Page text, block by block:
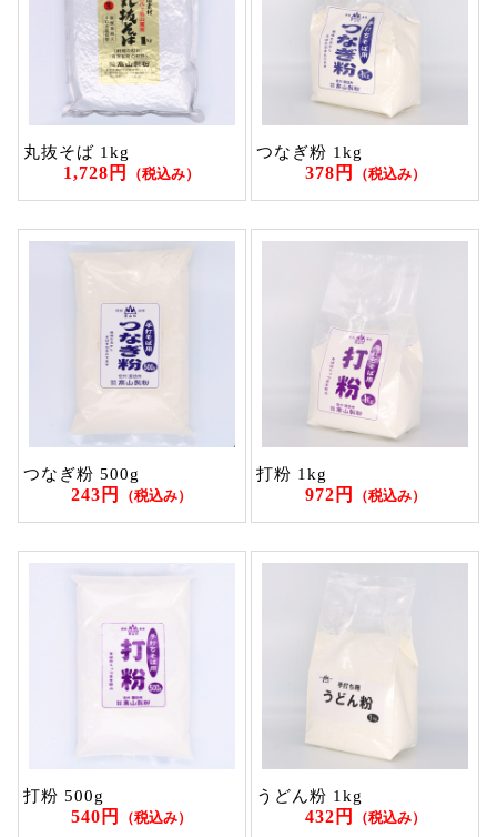
丸抜そば 1kg
1,728円 （税込み）
つなぎ粉 1kg
378円 （税込み）
つなぎ粉 500g
243円 （税込み）
打粉 1kg
972円 （税込み）
打粉 500g
540円 （税込み）
うどん粉 1kg
432円 （税込み）